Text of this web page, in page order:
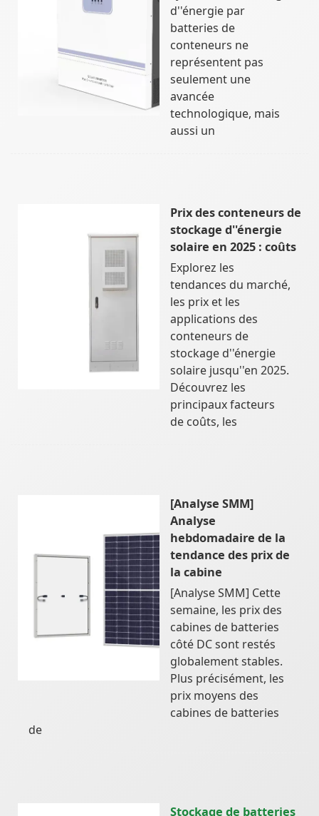
d''énergie par
batteries de
conteneurs ne
représentent pas
seulement une
avancée
technologique, mais
aussi un
Prix des conteneurs de
stockage d''énergie
solaire en 2025 : coûts
Explorez les
tendances du marché,
les prix et les
applications des
conteneurs de
stockage d''énergie
solaire jusqu''en 2025.
Découvrez les
principaux facteurs
de coûts, les
[Analyse SMM]
Analyse
hebdomadaire de la
tendance des prix de
la cabine
[Analyse SMM] Cette
semaine, les prix des
cabines de batteries
côté DC sont restés
globalement stables.
Plus précisément, les
prix moyens des
cabines de batteries
de
Stockage de batteries